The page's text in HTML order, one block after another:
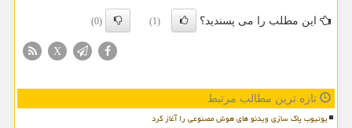
این مطلب را می پسندید؟ (1)
(0)
X
تازه ترین مطالب مرتبط
یوتیوب پاک سازی ویدئو های هوش مصنوعی را آغاز کرد